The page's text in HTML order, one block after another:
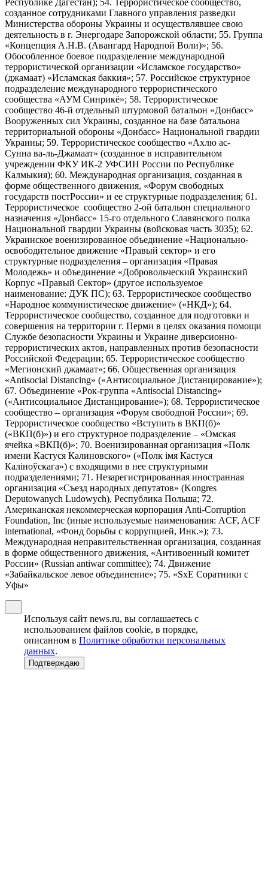
Республике Дагестан); 54. Террористическое сообщество,
созданное сотрудниками Главного управления разведки
Министерства обороны Украины и осуществлявшее свою
деятельность в г. Энергодаре Запорожской области; 55. Группа
«Концепция А.Н.В. (Авангард Народной Воли)»; 56.
Обособленное боевое подразделение международной
террористической организации «Исламское государство»
(джамаат) «Исламская баккия»; 57. Российское структурное
подразделение международного террористического
сообщества «АУМ Синрикё»; 58. Террористическое
сообщество 46-й отдельный штурмовой батальон «Донбасс»
Вооруженных сил Украины, созданное на базе батальона
территориальной обороны «Донбасс» Национальной гвардии
Украины; 59. Террористическое сообщество «Ахлю ас-
Сунна ва-ль-Джамаат» (созданное в исправительном
учреждении ФКУ ИК-2 УФСИН России по Республике
Калмыкия); 60. Международная организация, созданная в
форме общественного движения, «Форум свободных
государств постРоссии» и ее структурные подразделения; 61.
Террористическое сообщество 2-ой батальон специального
назначения «Донбасс» 15-го отдельного Славянского полка
Национальной гвардии Украины (войсковая часть 3035); 62.
Украинское военизированное объединение «Национально-
освободительное движение «Правый сектор» и его
структурные подразделения – организация «Правая
Молодежь» и объединение «Добровольческий Украинский
Корпус «Правый Сектор» (другое используемое
наименование: ДУК ПС); 63. Террористическое сообщество
«Народное коммунистическое движение» («НКД»); 64.
Террористическое сообщество, созданное для подготовки и
совершения на территории г. Перми в целях оказания помощи
Службе безопасности Украины и Украине диверсионно-
террористических актов, направленных против безопасности
Российской Федерации; 65. Террористическое сообщество
«Мегионский джамаат»; 66. Общественная организация
«Antisocial Distancing» («Антисоциальное Дистанцирование»);
67. Объединение «Рок-группа «Antisocial Distancing»
(«Антисоциальное Дистанцирование»); 68. Террористическое
сообщество – организация «Форум свободной России»; 69.
Террористическое сообщество «Вступить в ВКП(б)»
(«ВКП(б)») и его структурное подразделение – «Омская
ячейка «ВКП(б)»; 70. Военизированная организация «Полк
имени Кастуся Калиновского» («Полк iмя Кастуся
Калiноўскага») с входящими в нее структурными
подразделениями; 71. Незарегистрированная иностранная
организация «Съезд народных депутатов» (Kongres
Deputowanych Ludowych), Республика Польша; 72.
Американская некоммерческая корпорация Anti-Corruption
Foundation, Inc (иные используемые наименования: ACF, ACF
international, «Фонд борьбы с коррупцией, Инк.»); 73.
Международная неправительственная организация, созданная
в форме общественного движения, «Антивоенный комитет
России» (Russian antiwar committee); 74. Движение
«Забайкальское левое объединение»; 75. «SxE Соратники с
Уфы»
Используя сайт news.ru, вы соглашаетесь с
использованием файлов cookie, в порядке,
описанном в Политике обработки персональных
данных.
Подтверждаю